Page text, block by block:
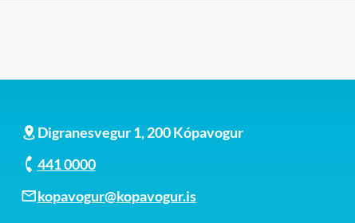
Digranesvegur 1, 200 Kópavogur
441 0000
kopavogur@kopavogur.is